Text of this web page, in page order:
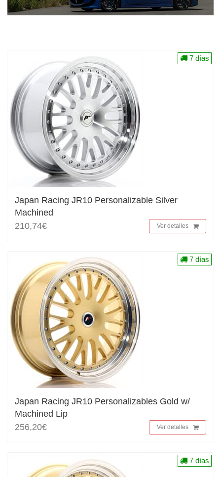
Japan Racing JR10 Personalizable Silver
Machined
210,74€
Ver detalles
7 días
Japan Racing JR10 Personalizables Gold w/
Machined Lip
256,20€
Ver detalles
7 días
7 días